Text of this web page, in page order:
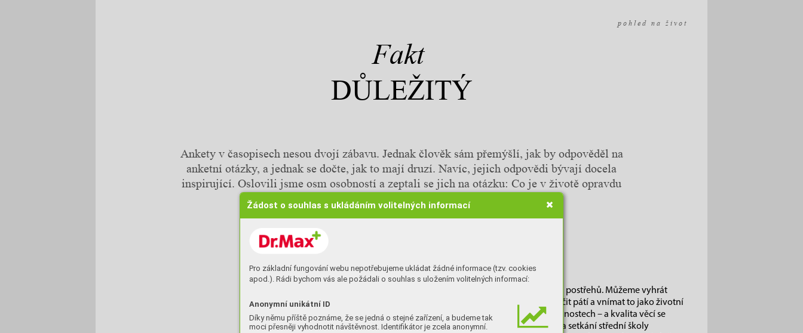
Žádost o souhlas s ukládáním volitelných informací
Pro základní fungování webu nepotřebujeme ukládat žádné informace (tzv. cookies
apod.). Rádi bychom vás ale požádali o souhlas s uložením volitelných informací:
Anonymní unikátní ID
Díky němu příště poznáme, že se jedná o stejné zařízení, a budeme tak
moci přesněji vyhodnotit návštěvnost. Identifikátor je zcela anonymní.
p o h l e d n a ž i v o t
Fakt
DŮLEŽITÝ
Ankety v časopisech nesou dvojí zábavu. Jednak člověk sám přemýšlí, jak by odpověděl na
anketní otázky, a jednak se dočte, jak to mají druzí. Navíc, jejich odpovědi bývají docela
inspirující. Oslovili jsme osm osobností a zeptali se jich na otázku: Co je v životě opravdu
důležité?
M
ěřítko určuje jev. I když se to nezdá, je to jeden z nejmoudřejších postřehů. Můžeme vyhrát
závod a stejně mít pocit, že jsme do toho nedali dost, nebo skončit pátí a vnímat to jako životní
úspěch. Záleží na našem vnitřním měřítku nebo na vnějších okolnostech – a kvalita věcí se
rázem mění. Na srazu základky si můžeme připadat jako životní kingové, na setkání střední školy